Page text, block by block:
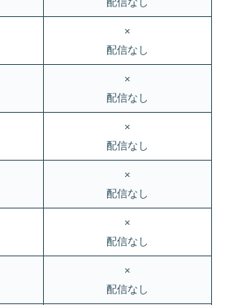
×
配信なし
×
配信なし
×
配信なし
×
配信なし
×
配信なし
×
配信なし